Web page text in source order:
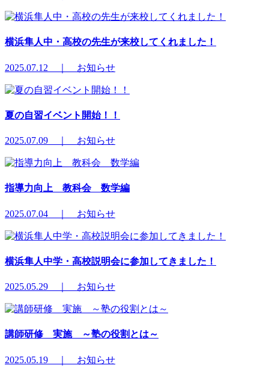
横浜隼人中・高校の先生が来校してくれました！
2025.07.12 ｜ お知らせ
夏の自習イベント開始！！
2025.07.09 ｜ お知らせ
指導力向上 教科会 数学編
2025.07.04 ｜ お知らせ
横浜隼人中学・高校説明会に参加してきました！
2025.05.29 ｜ お知らせ
講師研修 実施 ～塾の役割とは～
2025.05.19 ｜ お知らせ